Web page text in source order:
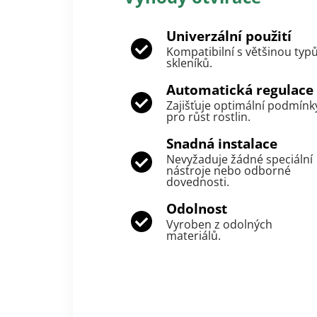
Univerzální použití
Kompatibilní s většinou
skleníků.
Automatická regulace
Zajišťuje optimální
pro růst rostlin.
Snadná instalace
Nevyžaduje žádné speciální
nástroje nebo odborné
dovednosti.
Odolnost
Vyroben z odolných
materiálů.